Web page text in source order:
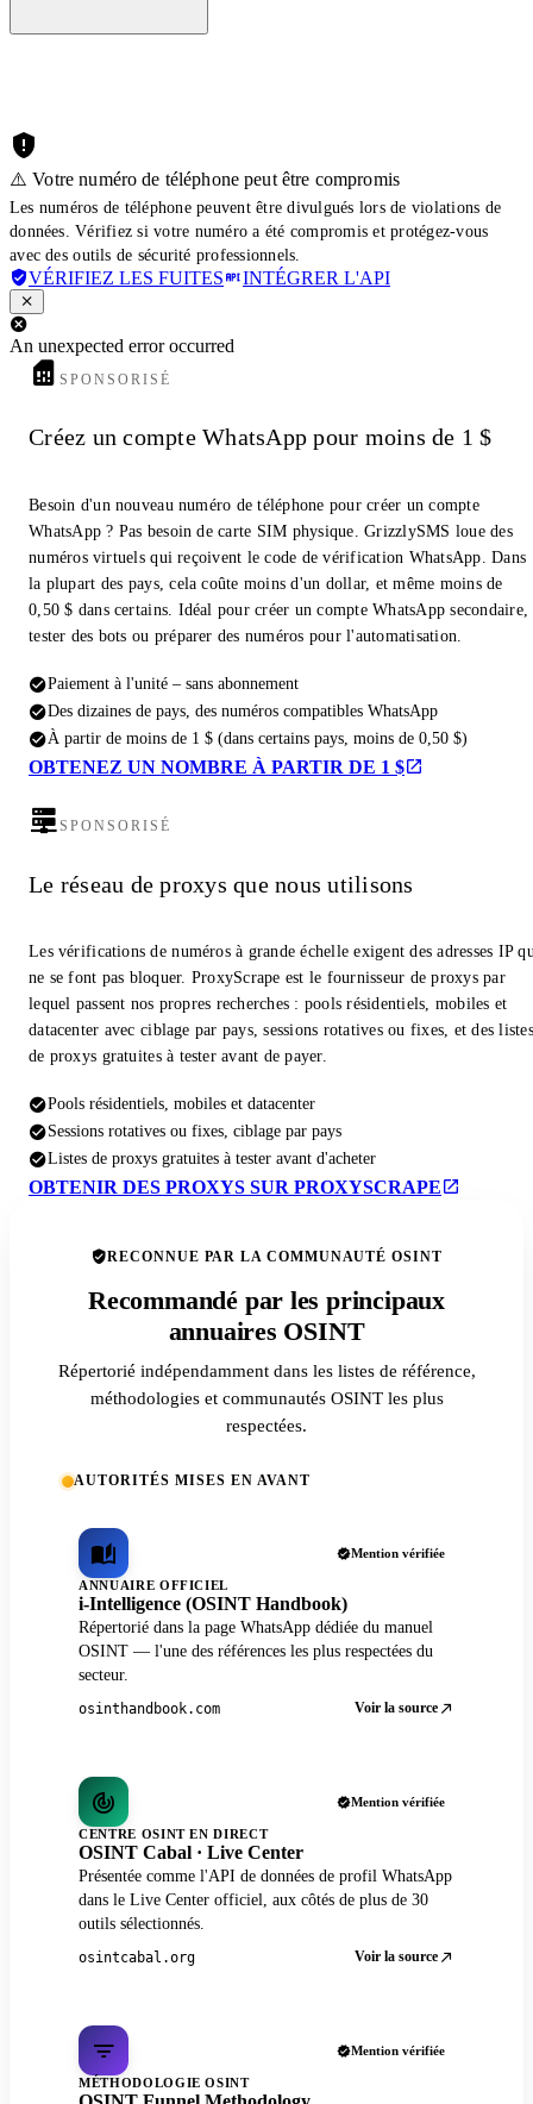
⚠️ Votre numéro de téléphone peut être compromis
Les numéros de téléphone peuvent être divulgués lors de violations de
données. Vérifiez si votre numéro a été compromis et protégez-vous
avec des outils de sécurité professionnels.
VÉRIFIEZ LES FUITES INTÉGRER L'API
An unexpected error occurred
SPONSORISÉ
Créez un compte WhatsApp pour moins de 1 $
Besoin d'un nouveau numéro de téléphone pour créer un compte
WhatsApp ? Pas besoin de carte SIM physique. GrizzlySMS loue des
numéros virtuels qui reçoivent le code de vérification WhatsApp. Dans
la plupart des pays, cela coûte moins d'un dollar, et même moins de
0,50 $ dans certains. Idéal pour créer un compte WhatsApp secondaire,
tester des bots ou préparer des numéros pour l'automatisation.
Paiement à l'unité – sans abonnement
Des dizaines de pays, des numéros compatibles WhatsApp
À partir de moins de 1 $ (dans certains pays, moins de 0,50 $)
OBTENEZ UN NOMBRE À PARTIR DE 1 $
SPONSORISÉ
Le réseau de proxys que nous utilisons
Les vérifications de numéros à grande échelle exigent des adresses IP
ne se font pas bloquer. ProxyScrape est le fournisseur de proxys par
lequel passent nos propres recherches : pools résidentiels, mobiles et
datacenter avec ciblage par pays, sessions rotatives ou fixes, et des listes
de proxys gratuites à tester avant de payer.
Pools résidentiels, mobiles et datacenter
Sessions rotatives ou fixes, ciblage par pays
Listes de proxys gratuites à tester avant d'acheter
OBTENIR DES PROXYS SUR PROXYSCRAPE
RECONNUE PAR LA COMMUNAUTÉ OSINT
Recommandé par les principaux
annuaires OSINT
Répertorié indépendamment dans les listes de référence,
méthodologies et communautés OSINT les plus
respectées.
AUTORITÉS MISES EN AVANT
Mention vérifiée
ANNUAIRE OFFICIEL
i-Intelligence (OSINT Handbook)
Répertorié dans la page WhatsApp dédiée du manuel
OSINT — l'une des références les plus respectées du
secteur.
osinthandbook.com Voir la source
Mention vérifiée
CENTRE OSINT EN DIRECT
OSINT Cabal · Live Center
Présentée comme l'API de données de profil WhatsApp
dans le Live Center officiel, aux côtés de plus de 30
outils sélectionnés.
osintcabal.org Voir la source
Mention vérifiée
MÉTHODOLOGIE OSINT